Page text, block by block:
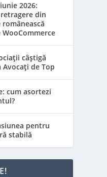
2026:
din
câștigă
Avocați de Top
cum asortezi
pentru
stabilă